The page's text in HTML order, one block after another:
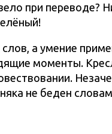
при переводе?
слов, а умение
моменты.
не беден